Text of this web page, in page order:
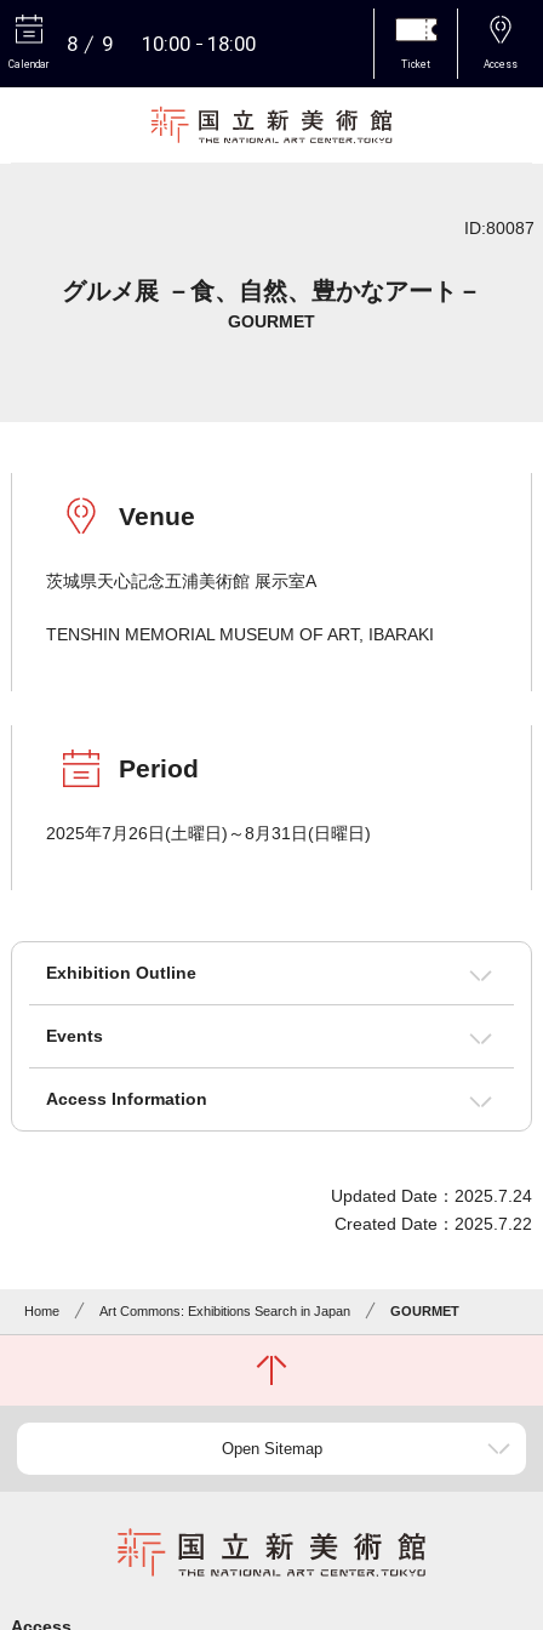
Calendar
8 9 10:00 18:00
Ticket Access
ID:80087
グルメ展 －食、自然、豊かなアート－
GOURMET
Venue
茨城県天心記念五浦美術館 展示室A
TENSHIN MEMORIAL MUSEUM OF ART, IBARAKI
Period
2025年7月26日(土曜日)～8月31日(日曜日)
Exhibition Outline
Events
Access Information
Updated Date：2025.7.24
Created Date：2025.7.22
Home Art Commons: Exhibitions Search in Japan GOURMET
Open Sitemap